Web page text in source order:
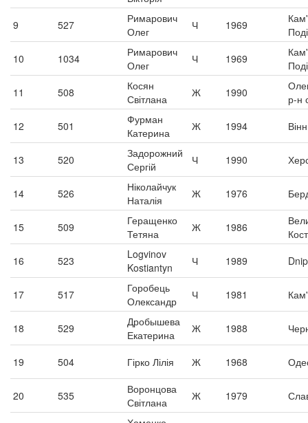
9 527
Римарович
Олег
Ч 1969
10
1034
Римарович
Олег
Ч 1969
11
508
Косян
Світлана
Ж 1990
р-н
12
501
Фурман
Катерина
Ж 1994
13 520
Задорожний
Сергій
Ч 1990
14 526
Ніколайчук
Наталія
Ж 1976
15 509
Геращенко
Тетяна
Ж 1986
16
523
Logvinov
Kostiantyn
Ч 1989
17 517
Горобець
Олександр
Ч 1981
18 529
Дробышева
Екатерина
Ж 1988
19 504 Гірко Лілія Ж 1968
20 535
Воронцова
Світлана
Ж 1979